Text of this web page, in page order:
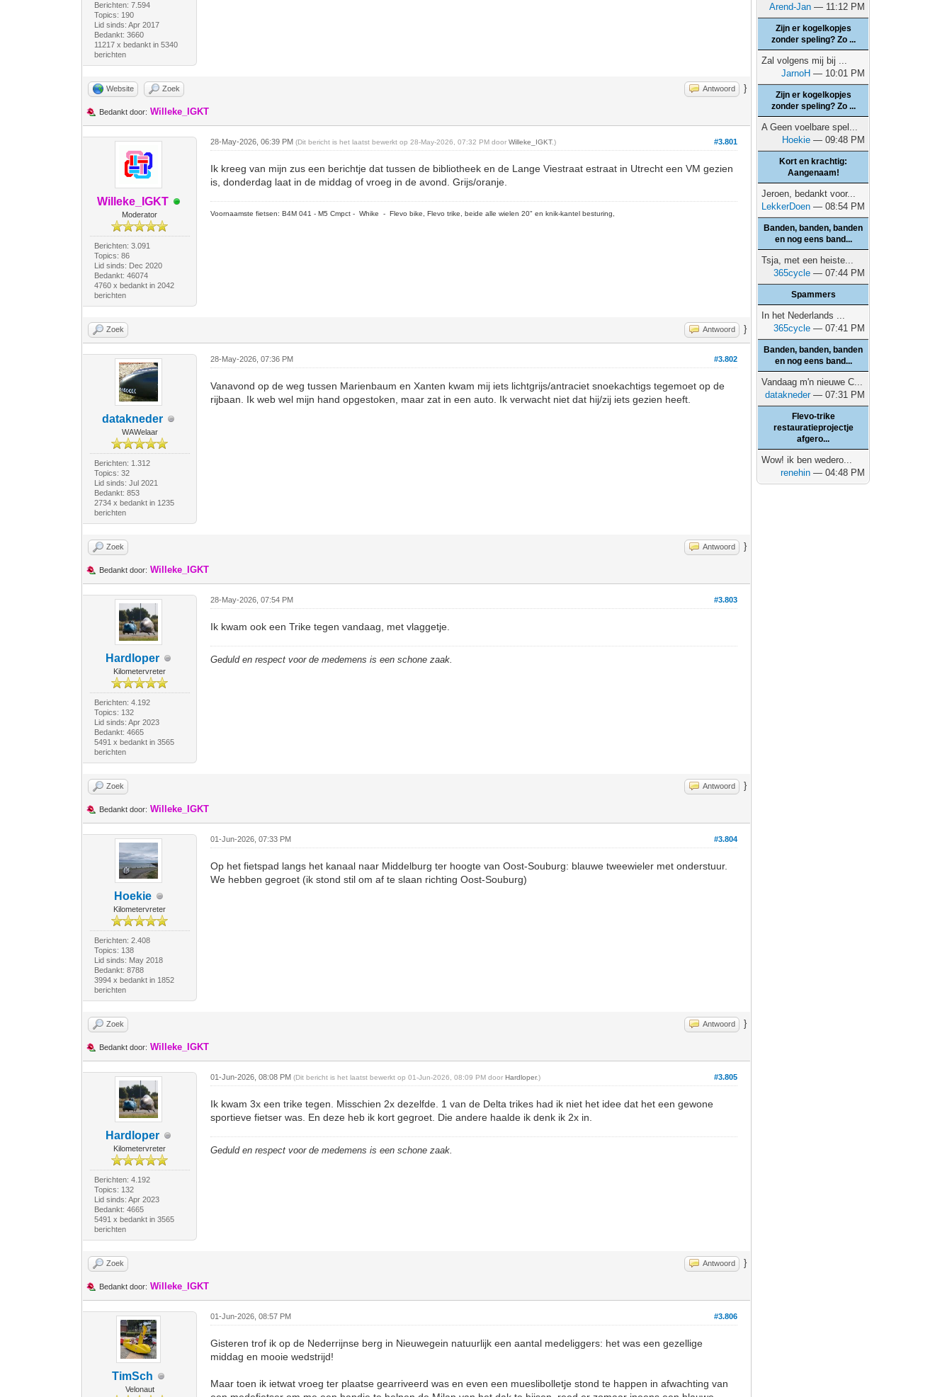
Berichten: 7.594
Topics: 190
Lid sinds: Apr 2017
Bedankt: 3660
11217 x bedankt in 5340
berichten
Website Zoek Antwoord }
Bedankt door: Willeke_IGKT
Willeke_IGKT
Moderator
Berichten: 3.091
Topics: 86
Lid sinds: Dec 2020
Bedankt: 46074
4760 x bedankt in 2042
berichten
#3.801
28-May-2026, 06:39 PM(Dit bericht is het laatst bewerkt op 28-May-2026, 07:32 PM doorWilleke_IGKT.)
Ik kreeg van mijn zus een berichtje dat tussen de bibliotheek en de Lange Viestraat estraat in Utrecht een VM gezien
is, donderdag laat in de middag of vroeg in de avond. Grijs/oranje.
Voornaamste fietsen: B4M 041 - M5 Cmpct - Whike - Flevo bike, Flevo trike, beide alle wielen 20" en knik-kantel besturing,
Zoek Antwoord }
datakneder
WAWelaar
Berichten: 1.312
Topics: 32
Lid sinds: Jul 2021
Bedankt: 853
2734 x bedankt in 1235
berichten
#3.802
28-May-2026, 07:36 PM
Vanavond op de weg tussen Marienbaum en Xanten kwam mij iets lichtgrijs/antraciet snoekachtigs tegemoet op de
rijbaan. Ik web wel mijn hand opgestoken, maar zat in een auto. Ik verwacht niet dat hij/zij iets gezien heeft.
Zoek Antwoord }
Bedankt door: Willeke_IGKT
Hardloper
Kilometervreter
Berichten: 4.192
Topics: 132
Lid sinds: Apr 2023
Bedankt: 4665
5491 x bedankt in 3565
berichten
#3.803
28-May-2026, 07:54 PM
Ik kwam ook een Trike tegen vandaag, met vlaggetje.
Geduld en respect voor de medemens is een schone zaak.
Zoek Antwoord }
Bedankt door: Willeke_IGKT
Hoekie
Kilometervreter
Berichten: 2.408
Topics: 138
Lid sinds: May 2018
Bedankt: 8788
3994 x bedankt in 1852
berichten
#3.804
01-Jun-2026, 07:33 PM
Op het fietspad langs het kanaal naar Middelburg ter hoogte van Oost-Souburg: blauwe tweewieler met onderstuur.
We hebben gegroet (ik stond stil om af te slaan richting Oost-Souburg)
Zoek Antwoord }
Bedankt door: Willeke_IGKT
Hardloper
Kilometervreter
Berichten: 4.192
Topics: 132
Lid sinds: Apr 2023
Bedankt: 4665
5491 x bedankt in 3565
berichten
#3.805
01-Jun-2026, 08:08 PM(Dit bericht is het laatst bewerkt op 01-Jun-2026, 08:09 PM doorHardloper.)
Ik kwam 3x een trike tegen. Misschien 2x dezelfde. 1 van de Delta trikes had ik niet het idee dat het een gewone
sportieve fietser was. En deze heb ik kort gegroet. Die andere haalde ik denk ik 2x in.
Geduld en respect voor de medemens is een schone zaak.
Zoek Antwoord }
Bedankt door: Willeke_IGKT
TimSch
Velonaut
#3.806
01-Jun-2026, 08:57 PM
Gisteren trof ik op de Nederrijnse berg in Nieuwegein natuurlijk een aantal medeliggers: het was een gezellige
middag en mooie wedstrijd!
Maar toen ik ietwat vroeg ter plaatse gearriveerd was en even een mueslibolletje stond te happen in afwachting van
Arend-Jan — 11:12 PM
Zijn er kogelkopjes
zonder speling? Zo ...
Zal volgens mij bij ...
JarnoH — 10:01 PM
Zijn er kogelkopjes
zonder speling? Zo ...
A Geen voelbare spel...
Hoekie — 09:48 PM
Kort en krachtig:
Aangenaam!
Jeroen, bedankt voor...
LekkerDoen — 08:54 PM
Banden, banden, banden
en nog eens band...
Tsja, met een heiste...
365cycle — 07:44 PM
Spammers
In het Nederlands ...
365cycle — 07:41 PM
Banden, banden, banden
en nog eens band...
Vandaag m'n nieuwe C...
datakneder— 07:31 PM
Flevo-trike
restauratieprojectje
afgero...
Wow! ik ben wedero...
renehin — 04:48 PM